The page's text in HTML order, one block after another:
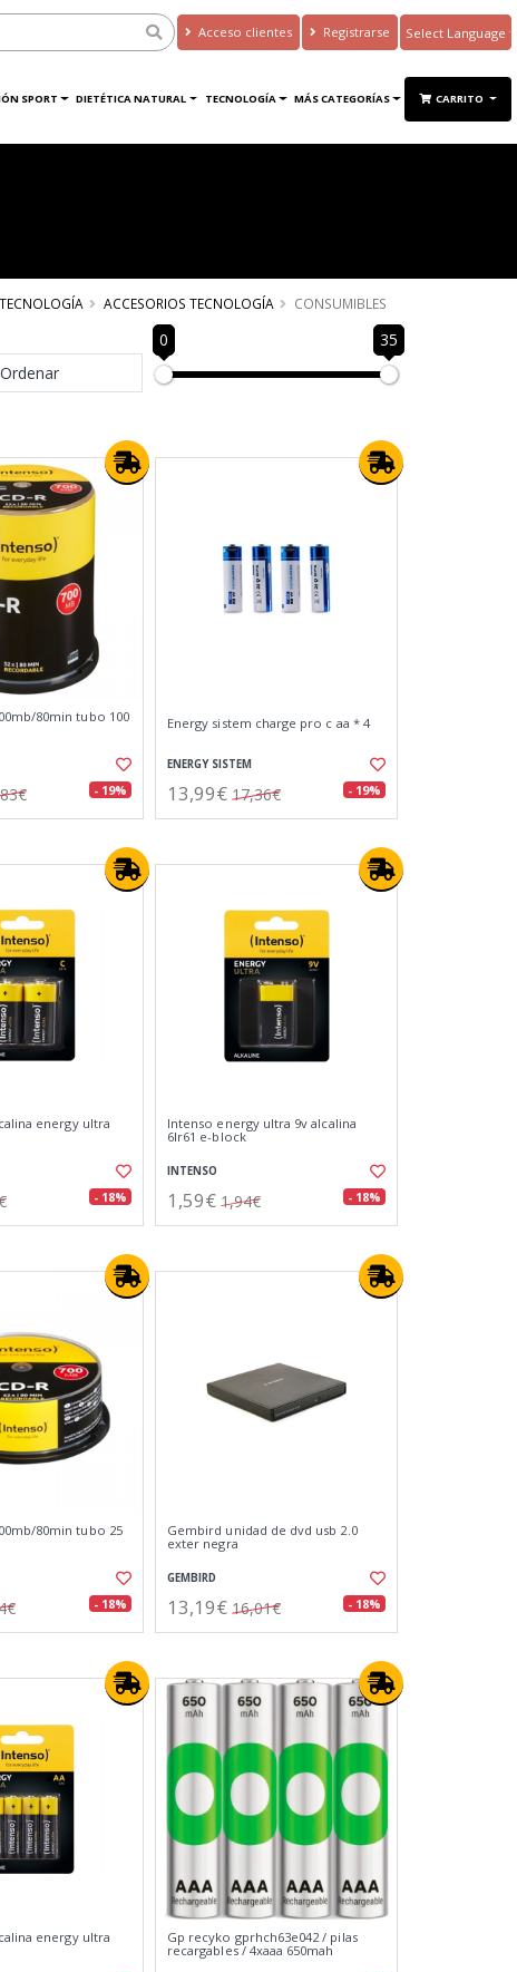
Acceso clientes Registrarse
Translate
SPORT DIETÉTICA NATURAL TECNOLOGÍA MÁS CATEGORÍAS CARRITO
TECNOLOGÍA ACCESORIOS TECNOLOGÍA CONSUMIBLES
Ordenar
0 35
80min tubo 100
- 19%
Energy sistem charge pro c aa * 4
ENERGY SISTEM
13,99€ 17,36€ - 19%
energy ultra
- 18%
Intenso energy ultra 9v alcalina
6lr61 e-block
INTENSO
1,59€ 1,94€ - 18%
80min tubo 25
- 18%
Gembird unidad de dvd usb 2.0
exter negra
GEMBIRD
13,19€ 16,01€ - 18%
energy ultra
Gp recyko gprhch63e042 / pilas
recargables / 4xaaa 650mah